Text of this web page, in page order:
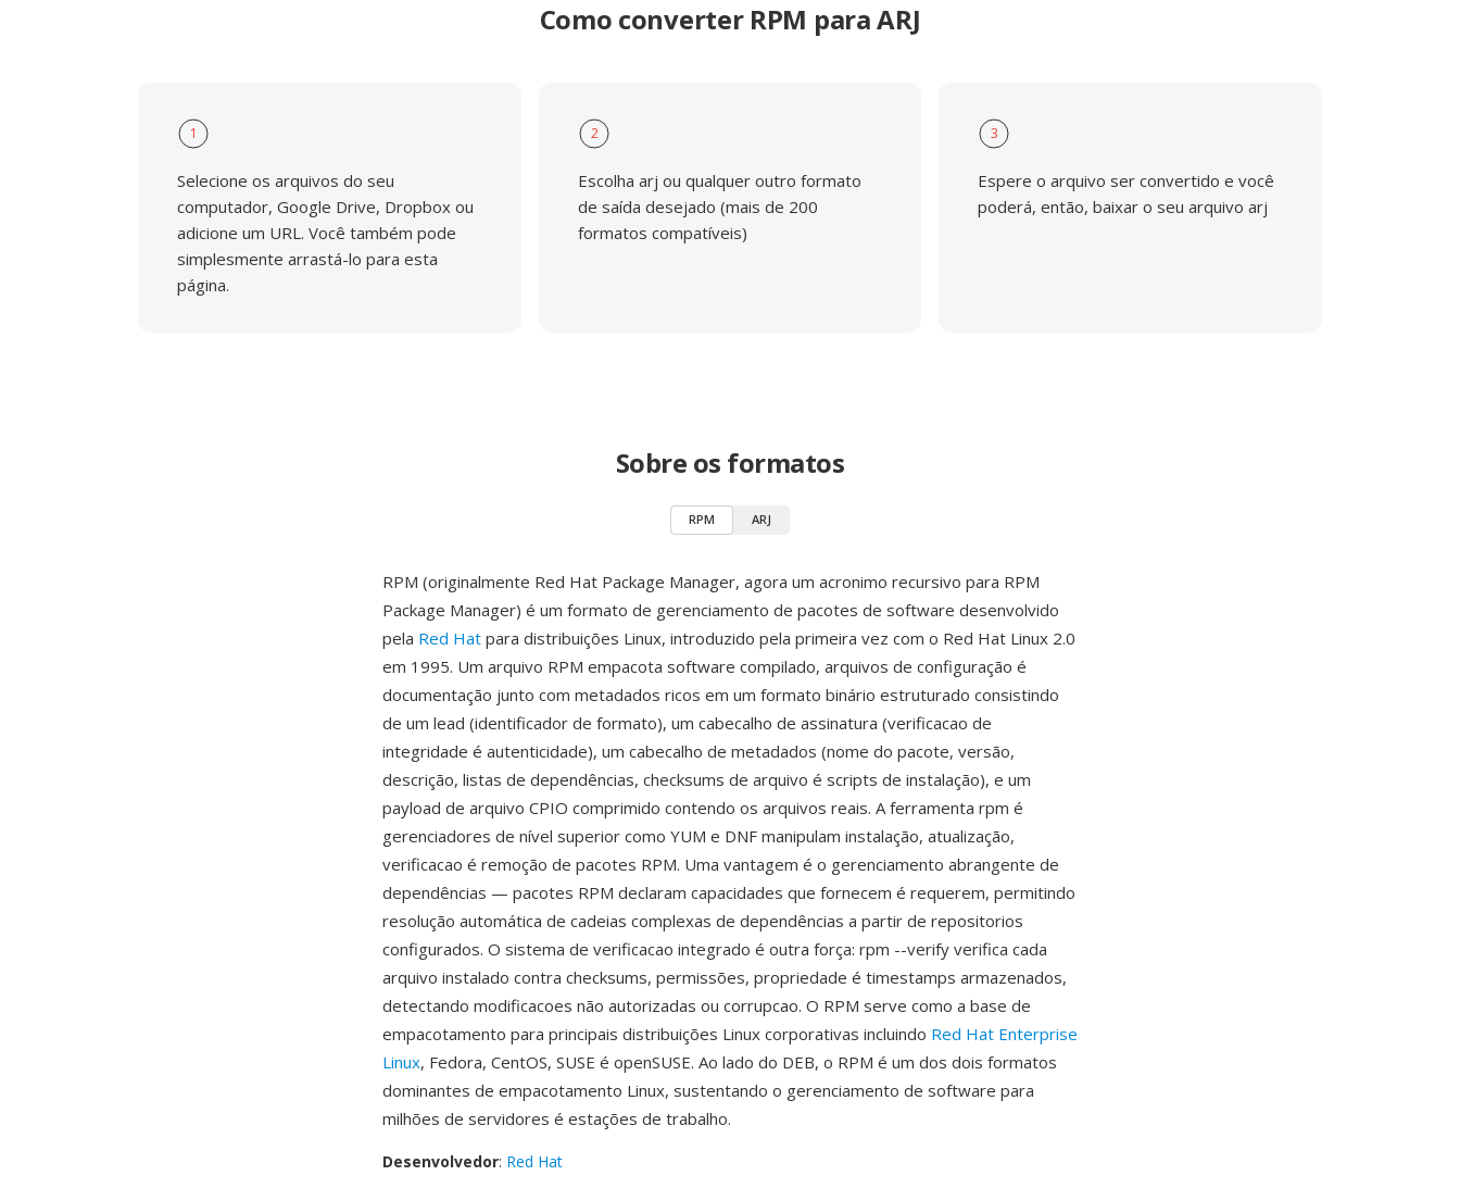
Como converter RPM para ARJ
1
Selecione os arquivos do seu
computador, Google Drive, Dropbox ou
adicione um URL. Você também pode
simplesmente arrastá-lo para esta
página.
2
Escolha arj ou qualquer outro formato
de saída desejado (mais de 200
formatos compatíveis)
3
Espere o arquivo ser convertido e você
poderá, então, baixar o seu arquivo arj
Sobre os formatos
RPM ARJ
RPM (originalmente Red Hat Package Manager, agora um acronimo recursivo para RPM
Package Manager) é um formato de gerenciamento de pacotes de software desenvolvido
pela Red Hat para distribuições Linux, introduzido pela primeira vez com o Red Hat Linux 2.0
em 1995. Um arquivo RPM empacota software compilado, arquivos de configuração é
documentação junto com metadados ricos em um formato binário estruturado consistindo
de um lead (identificador de formato), um cabecalho de assinatura (verificacao de
integridade é autenticidade), um cabecalho de metadados (nome do pacote, versão,
descrição, listas de dependências, checksums de arquivo é scripts de instalação), e um
payload de arquivo CPIO comprimido contendo os arquivos reais. A ferramenta rpm é
gerenciadores de nível superior como YUM e DNF manipulam instalação, atualização,
verificacao é remoção de pacotes RPM. Uma vantagem é o gerenciamento abrangente de
dependências — pacotes RPM declaram capacidades que fornecem é requerem, permitindo
resolução automática de cadeias complexas de dependências a partir de repositorios
configurados. O sistema de verificacao integrado é outra força: rpm --verify verifica cada
arquivo instalado contra checksums, permissões, propriedade é timestamps armazenados,
detectando modificacoes não autorizadas ou corrupcao. O RPM serve como a base de
empacotamento para principais distribuições Linux corporativas incluindo Red Hat Enterprise
Linux, Fedora, CentOS, SUSE é openSUSE. Ao lado do DEB, o RPM é um dos dois formatos
dominantes de empacotamento Linux, sustentando o gerenciamento de software para
milhões de servidores é estações de trabalho.
Desenvolvedor: Red Hat